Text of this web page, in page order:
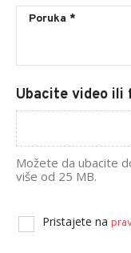
Ubacite video ili
Možete da ubacite
više od 25 MB.
Pristajete na